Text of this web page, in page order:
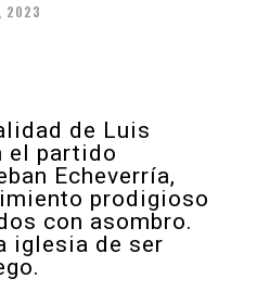
2023
de Luis
el partido
Echeverría,
prodigioso
con asombro.
iglesia de ser